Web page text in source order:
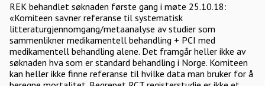
REK behandlet søknaden første gang i møte 25.10.18:
«Komiteen savner referanse til systematisk
litteraturgjennomgang/metaanalyse av studier som
sammenlikner medikamentell behandling + PCI med
medikamentell behandling alene. Det framgår heller ikke av
søknaden hva som er standard behandling i Norge. Komiteen
kan heller ikke finne referanse til hvilke data man bruker for å